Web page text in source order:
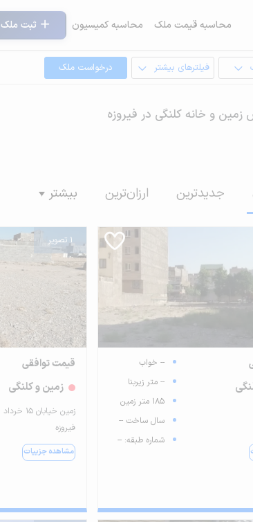
محاسبه قیمت ملک محاسبه کمیسیون ثبت ملک
فیلترهای بیشتر درخواست ملک
و خانه کلنگی در فیروزه
جدیدترین ارزان‌ترین بیشتر
-- خواب
-- متر زیربنا
185 متر زمین
سال ساخت --
شماره طبقه: --
1 تصویر
قیمت توافقی
زمین و کلنگی
زمین خیابان ۱۵ خرداد
فیروزه
مشاهده جزییات